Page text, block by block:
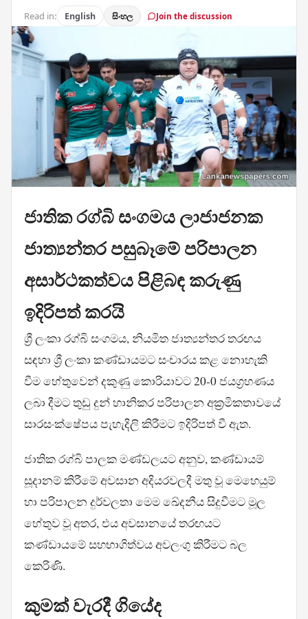
Read in: English සිංහල Join the discussion
ජාතික රග්බි සංගමය ලාජාජනක
ජාත්‍යන්තර පසුබෑමේ පරිපාලන
අසාර්ථකත්වය පිළිබඳ කරුණු
ඉදිරිපත් කරයි
ශ්‍රී ලංකා රග්බි සංගමය, නියමිත ජාත්‍යන්තර තරඟය
සඳහා ශ්‍රී ලංකා කණ්ඩායමට සංචාරය කළ නොහැකි
වීම හේතුවෙන් දකුණු කොරියාවට 20-0 ජයග්‍රහණය
ලබා දීමට තුඩු දුන් හානිකර පරිපාලන අක්‍රමිකතාවයේ
සාරසංක්ෂේපය පැහැදිලි කිරීමට ඉදිරිපත් වී ඇත.
ජාතික රග්බි පාලක මණ්ඩලයට අනුව, කණ්ඩායම්
සූදානම් කිරීමේ අවසාන අදියරවලදී මතු වූ මෙහෙයුම්
හා පරිපාලන දුර්වලතා මෙම ඛේදනීය සිදුවීමට මූල
හේතුව වූ අතර, එය අවසානයේ තරඟයට
කණ්ඩායමේ සහභාගිත්වය අවලංගු කිරීමට බල
කෙරිණි.
කුමක් වැරදී ගියේද